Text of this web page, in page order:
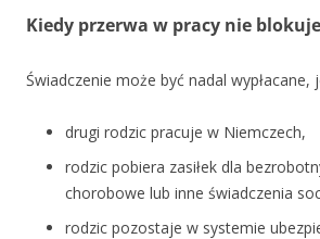
Kiedy przerwa w pracy nie
Świadczenie może być nadal wypłacane,
drugi rodzic pracuje w Niemczech,
rodzic pobiera zasiłek dla
chorobowe lub inne świadczenia
rodzic pozostaje w systemie